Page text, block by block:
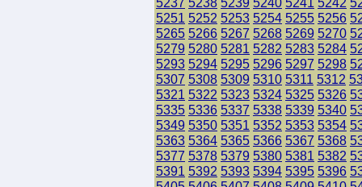
5251 5252 5253 5254 5255 5256
5265 5266 5267 5268 5269 5270
5279 5280 5281 5282 5283 5284
5293 5294 5295 5296 5297 5298
5307 5308 5309 5310 5311 5312
5321 5322 5323 5324 5325 5326
5335 5336 5337 5338 5339 5340
5349 5350 5351 5352 5353 5354
5363 5364 5365 5366 5367 5368
5377 5378 5379 5380 5381 5382
5391 5392 5393 5394 5395 5396